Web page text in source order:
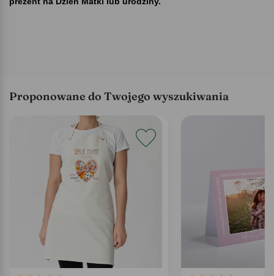
Proponowane do Twojego wyszukiwania